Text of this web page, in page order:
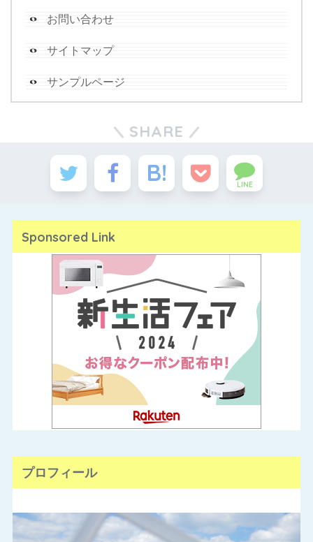
お問い合わせ
サイトマップ
サンプルページ
SHARE
LINE
Sponsored Link
プロフィール